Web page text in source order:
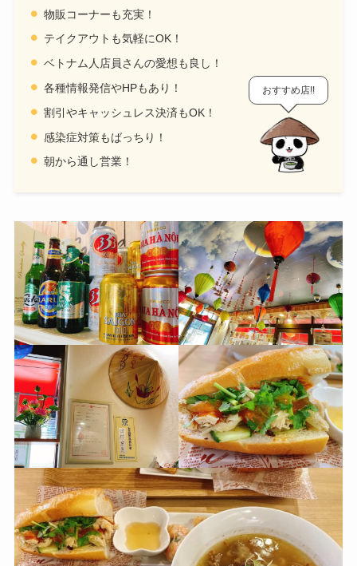
物販コーナーも充実！
テイクアウトも気軽にOK！
ベトナム人店員さんの愛想も良し！
各種情報発信やHPもあり！
割引やキャッシュレス決済もOK！
感染症対策もばっちり！
朝から通し営業！
おすすめ店!!